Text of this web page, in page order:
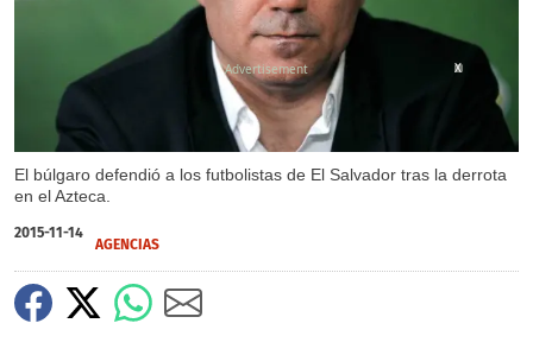
El búlgaro defendió a los futbolistas de El Salvador tras la derrota
en el Azteca.
X
2015-11-14
AGENCIAS